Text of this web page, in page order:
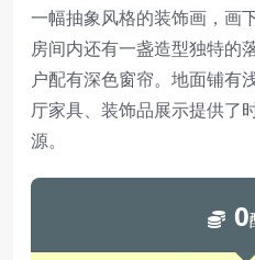
一幅抽象风格的装饰画，画
房间内还有一盏造型独特的
户配有深色窗帘。地面铺有
厅家具、装饰品展示提供了
源。
0